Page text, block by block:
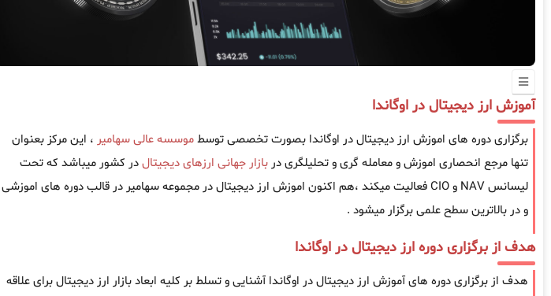
آموزش ارز دیجیتال در اوگاندا
برگزاری دوره های اموزش ارز دیجیتال در اوگاندا بصورت تخصصی توسطموسسه عالی سهامیر ، این مرکز بعنوان
تنها مرجع انحصاری اموزش و معامله گری و تحلیلگری در بازار جهانی ارزهای دیجیتالدر کشور میباشد که تحت
لیسانس NAV و CIO فعالیت میکند ،هم اکنون اموزش ارز دیجیتال در مجموعه سهامیر در قالب دوره های اموزشی
و در بالاترین سطح علمی برگزار میشود .
هدف از برگزاری دوره ارز دیجیتال در اوگاندا
هدف از برگزاری دوره های آموزش ارز دیجیتال در اوگاندا آشنایی و تسلط بر کلیه ابعاد بازار ارز دیجیتال برای علاقه